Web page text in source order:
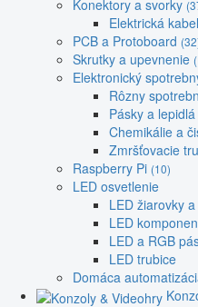
Konektory a svorky
Elektrická
PCB a Protoboard
Skrutky a upevnenie
Elektronický
Rôzny
Pásky a lepidlá
Chemikálie a
Zmršťovacie
Raspberry Pi (10)
LED osvetlenie
LED žiarovky
LED
LED a RGB
LED trubice
Domáca